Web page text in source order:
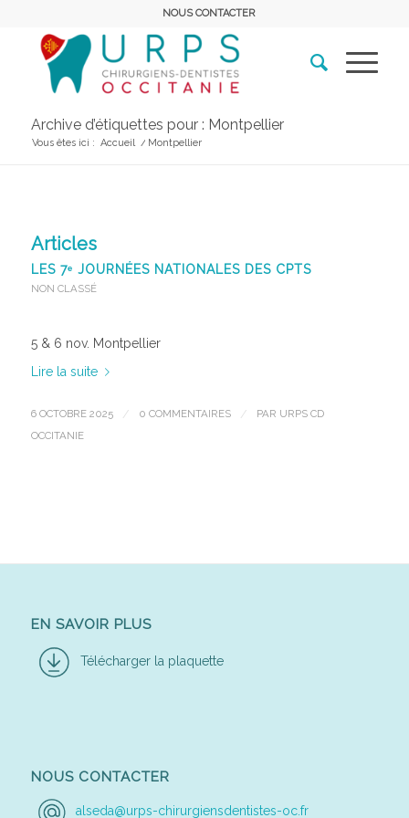
NOUS CONTACTER
Archive d’étiquettes pour : Montpellier
Vous êtes ici : Accueil / Montpellier
Articles
LES 7ᵉ JOURNÉES NATIONALES DES CPTS
NON CLASSÉ
5 & 6 nov. Montpellier
Lire la suite
6 OCTOBRE 2025 / 0 COMMENTAIRES / PAR URPS CD
OCCITANIE
EN SAVOIR PLUS
Télécharger la plaquette
NOUS CONTACTER
alseda@urps-chirurgiensdentistes-oc.fr